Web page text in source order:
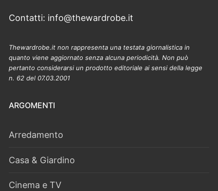
Contatti: info@thewardrobe.it
Thewardrobe.it non rappresenta una testata giornalistica in
quanto viene aggiornato senza alcuna periodicità. Non può
pertanto considerarsi un prodotto editoriale ai sensi della legge
n. 62 del 07.03.2001
ARGOMENTI
Arredamento
Casa & Giardino
Cinema e TV